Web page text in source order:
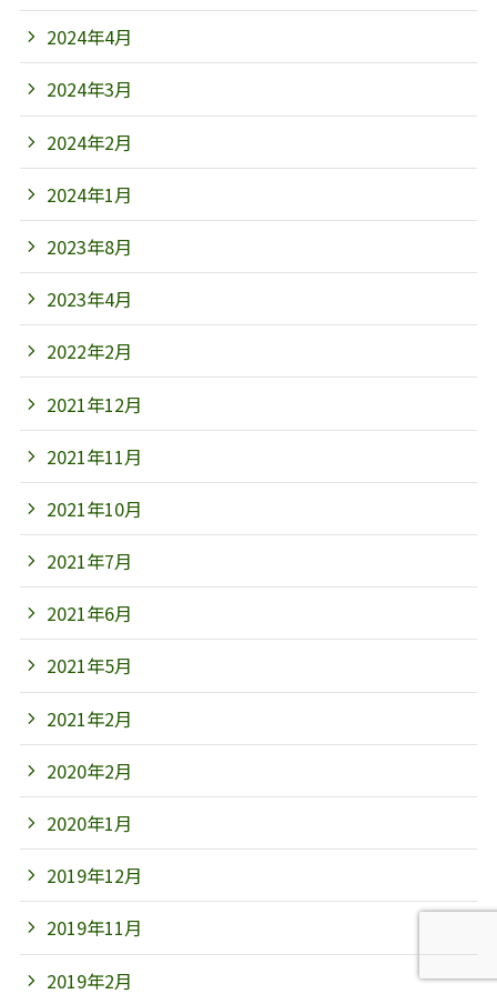
2024年4月
2024年3月
2024年2月
2024年1月
2023年8月
2023年4月
2022年2月
2021年12月
2021年11月
2021年10月
2021年7月
2021年6月
2021年5月
2021年2月
2020年2月
2020年1月
2019年12月
2019年11月
2019年2月